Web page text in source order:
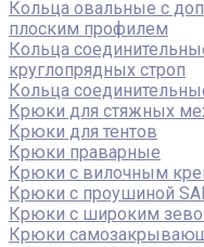
Кольца овальные с
плоским профилем
Кольца
круглопрядных строп
Кольца
Крюки для стяжных
Крюки для тентов
Крюки праварные
Крюки с вилочным
Крюки с проушиной
Крюки с широким
Крюки